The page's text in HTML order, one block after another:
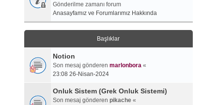
Gönderilme zamanı forum
Anasayfamız ve Forumlarımız Hakkında
Başlıklar
Notion
Son mesaj gönderen marlonbora«
23:08 26-Nisan-2024
Onluk Sistem (Grek Onluk Sistemi)
Son mesaj gönderen pikache«